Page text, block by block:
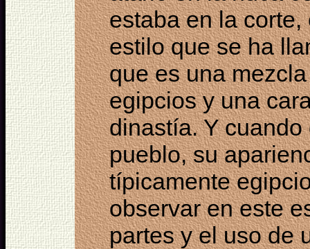
estaba en la
estilo que se ha
que es una
egipcios y una
dinastía. Y
pueblo, su
típicamente
observar en este
partes y el uso de